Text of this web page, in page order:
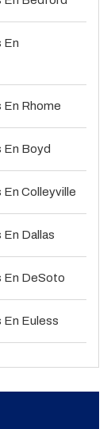
En
Rhome
En Boyd
Colleyville
Dallas
En DeSoto
En Euless